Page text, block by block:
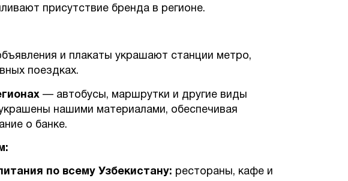
присутствие бренда в регионе.
и плакаты украшают станции метро,
поездках.
— автобусы, маршрутки и другие виды
нашими материалами, обеспечивая
о банке.
по всему Узбекистану: рестораны, кафе и